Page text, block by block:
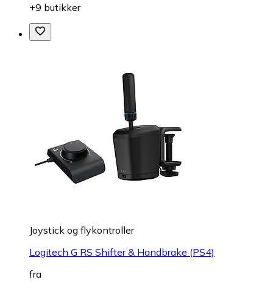
+9 butikker
Joystick og flykontroller
Logitech G RS Shifter & Handbrake (PS4)
fra